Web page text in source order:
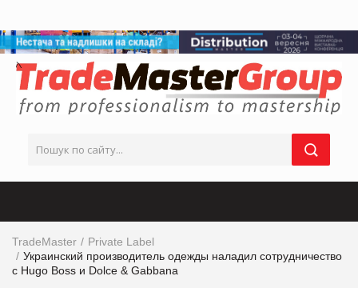
TradeMaster
Private Label
Украинский производитель одежды наладил сотрудничество
с Hugo Boss и Dolce & Gabbana